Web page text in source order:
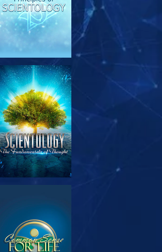
ΠΑΡΑΚΟΛΟΥΘΗΣΤΕ